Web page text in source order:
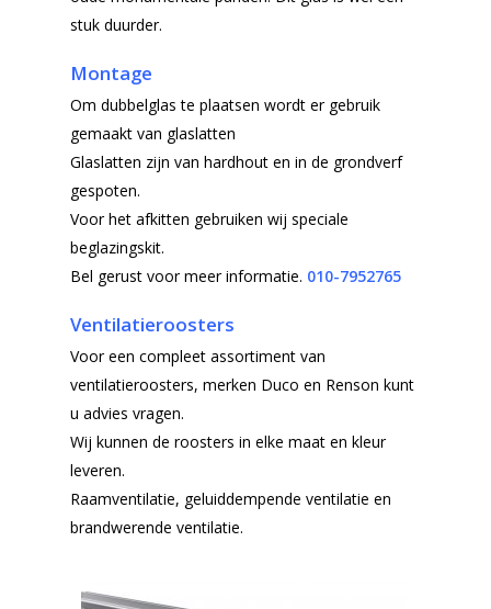
stuk duurder.
Montage
Om dubbelglas te plaatsen wordt er gebruik
gemaakt van glaslatten
Glaslatten zijn van hardhout en in de grondverf
gespoten.
Voor het afkitten gebruiken wij speciale
beglazingskit.
Bel gerust voor meer informatie. 010-7952765
Ventilatieroosters
Voor een compleet assortiment van
ventilatieroosters, merken Duco en Renson kunt
u advies vragen.
Wij kunnen de roosters in elke maat en kleur
leveren.
Raamventilatie, geluiddempende ventilatie en
brandwerende ventilatie.